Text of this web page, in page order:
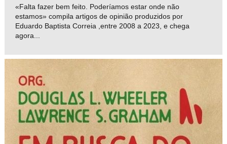
«Falta fazer bem feito. Poderíamos estar onde não
estamos» compila artigos de opinião produzidos por
Eduardo Baptista Correia ,entre 2008 a 2023, e chega
agora...